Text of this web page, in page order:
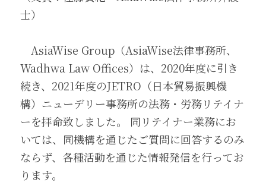
士）
AsiaWise Group（AsiaWise法律事務所、
Wadhwa Law Offices）は、2020年度に引き
続き、2021年度のJETRO（日本貿易振興機
構）ニューデリー事務所の法務・労務リテイナ
ーを拝命致しました。 同リテイナー業務にお
いては、同機構を通じたご質問に回答するのみ
ならず、各種活動を通じた情報発信を行ってお
ります。